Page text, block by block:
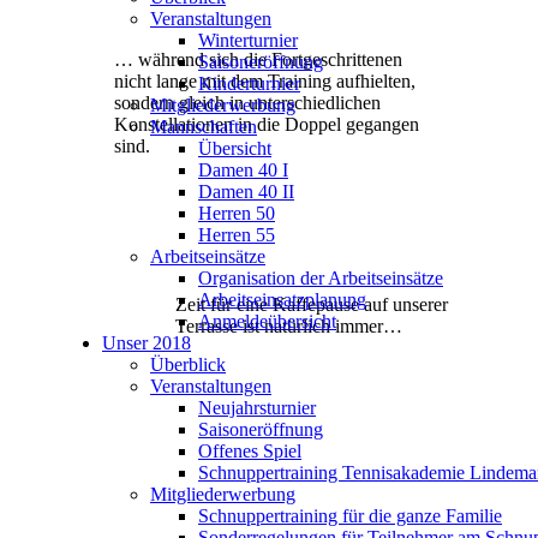
Zeit für eine Kaffepause auf unserer
Terrasse ist natürlich immer…
… während sich die Fortgeschrittenen
nicht langemit dem Training aufhielten,
sondern gleich inunterschiedlichen
Konstellationen in die Doppel gegangen
sind.
Veranstaltungen
Winterturnier
Saisoneröffnung
Kinderturnier
Mitgliederwerbung
Mannschaften
Übersicht
Damen 40 I
Damen 40 II
Herren 50
Herren 55
Arbeitseinsätze
Organisation der Arbeitseinsätze
Arbeitseinsatzplanung
Anmeldeübersicht
Unser 2018
Überblick
Veranstaltungen
Neujahrsturnier
Saisoneröffnung
Offenes Spiel
Schnuppertraining Tennisakademie
Mitgliederwerbung
Schnuppertraining für die ganze Familie